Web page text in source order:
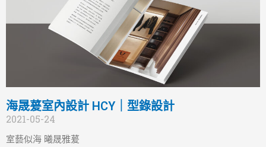
海晟萲室內設計 HCY｜型錄設計
2021-05-24
室藝似海 曦晟雅萲